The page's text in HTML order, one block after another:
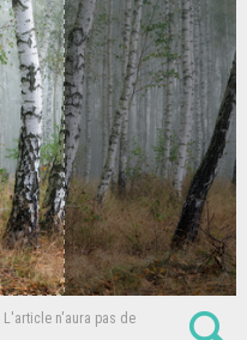
L'article n'aura pas de